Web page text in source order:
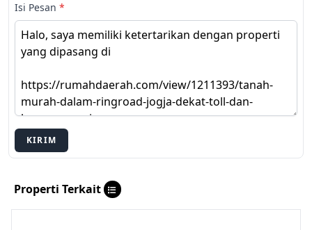
Isi Pesan *
KIRIM
Properti Terkait